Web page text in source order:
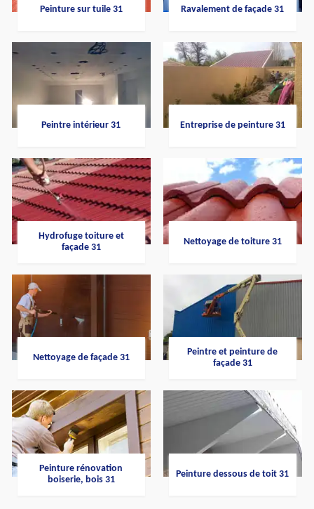
Peinture sur tuile 31 Ravalement de façade 31
Peintre intérieur 31 Entreprise de peinture 31
Hydrofuge toiture et
façade 31
Nettoyage de toiture 31
Nettoyage de façade 31
Peintre et peinture de
façade 31
Peinture rénovation
boiserie, bois 31
Peinture dessous de toit 31